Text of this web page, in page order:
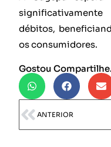
débitos,
os consumidores.
Gostou
ANTERIOR